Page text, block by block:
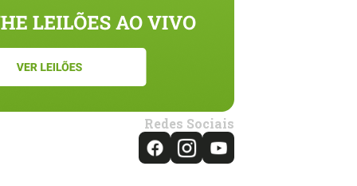
Redes Sociais